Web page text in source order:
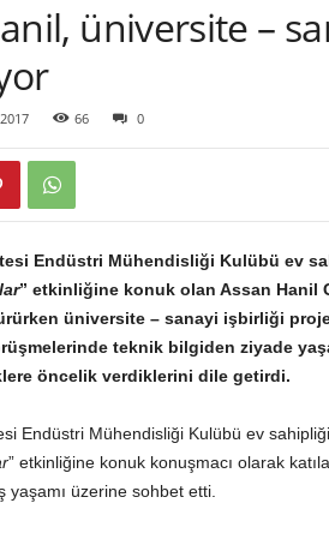
üniversite –
66 0
Endüstri Mühendisliği Kulübü ev
” etkinliğine konuk olan Assan Hanil
üniversite – sanayi işbirliği
teknik bilgiden ziyade
öncelik verdiklerini dile getirdi.
Endüstri Mühendisliği Kulübü ev
” etkinliğine konuk konuşmacı olarak
yaşamı üzerine sohbet etti.